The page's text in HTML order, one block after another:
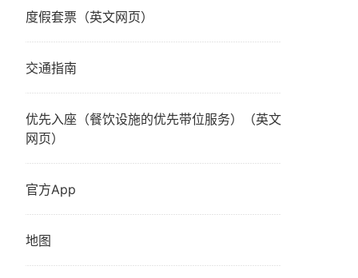
度假套票（英文网页）
交通指南
优先入座（餐饮设施的优先带位服务）（英文
网页）
官方App
地图